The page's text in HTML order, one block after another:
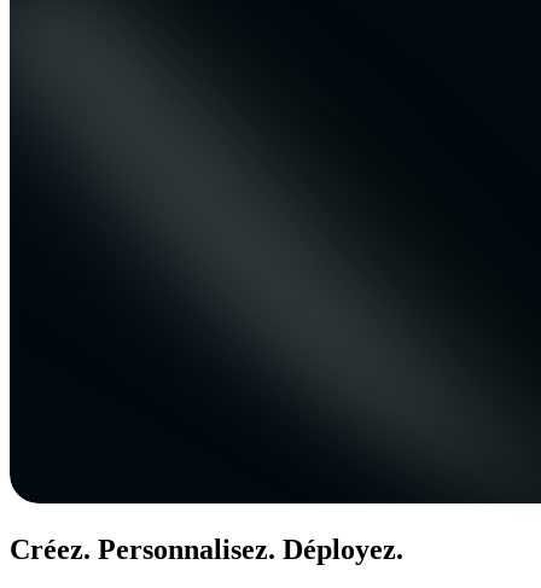
Créez. Personnalisez. Déployez.